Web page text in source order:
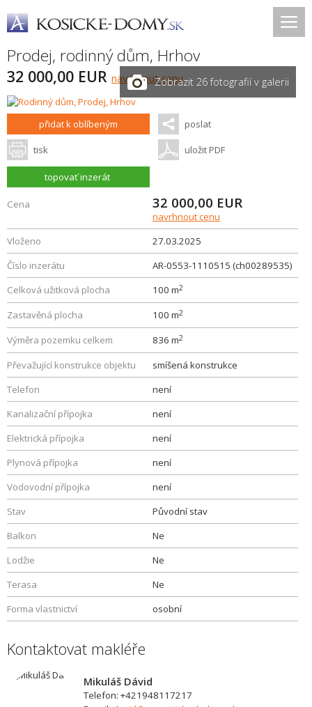
Prodej, rodinný dům, Hrhov
32 000,00 EUR navrhnout cenuZobrazit 26 fotografií v galerii
přidat k oblíbeným poslat
tisk uložit PDF
topovať inzerát
Cena 32 000,00 EUR
navrhnout cenu
Vloženo
27.03.2025
Číslo inzerátu
AR-0553-1110515 (ch00289535)
Celková užitková plocha
100 m2
Zastavěná plocha 100 m2
Výměra pozemku celkem 836 m2
Převažující konstrukce objektu
smíšená konstrukce
Telefon
není
Kanalizační přípojka
není
Elektrická přípojka
není
Plynová přípojka
není
Vodovodní přípojka
není
Stav
Původní stav
Balkon
Ne
Lodžie
Ne
Terasa
Ne
Forma vlastnictví
osobní
Kontaktovat makléře
Mikuláš Dávid
Telefon: +421948117217